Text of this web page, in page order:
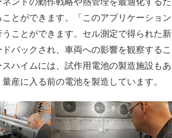
とができます。「このアプリケーション
ことができます。セル測定で得られた新
バックされ、車両への影響を観察するこ
ハイムには、試作用電池の製造施設もあ
産に入る前の電池を製造しています。